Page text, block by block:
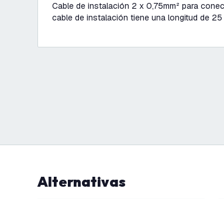
Cable de instalación 2 x 0,75mm² para
cable de instalación tiene una longitud de 25
Alternativas